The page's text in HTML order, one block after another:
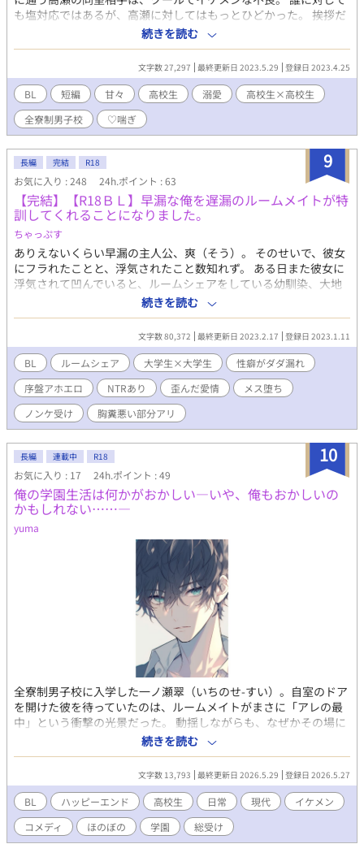
も塩対応ではあるが、高瀬に対してはもっとひどかった。 挨拶だ
けは返してくれるものの、基本的に会話という会話はない。 おそ
らく嫌われている………。 ならいっそ、ルームメイトを変更して
もらったほうがいいんじゃないか。 そう思った高瀬が不良に提案
してみると…？ 高瀬（受）微無自覚美人。読書と勉強が趣味。 津
田（攻）素行不良。喧嘩するタイプではない。ギャップの塊。 ※
途中でR-18シーンが入ります。「※」マークをつけます。 ※王道
設定ではありません。普通の男子校が全寮制なだけです。
続きを読む
文字数 27,297 最終更新日 2023.5.29 登録日 2023.4.25
BL 短編 甘々 高校生 溺愛
高校生×高校生
全寮制男子校
♡喘ぎ
9
長編 完結 R18
お気に入り : 248 24h.ポイント : 63
【完結】【R18ＢＬ】早漏な俺を遅漏のルームメイトが特
訓してくれることになりました。
ちゃっぷす
ありえないくらい早漏の主人公、爽（そう）。 そのせいで、彼女
にフラれたことと、浮気されたこと数知れず。 ある日また彼女に
浮気されて凹んでいると、ルームシェアをしている幼馴染、大地
（だいち）が早漏を克服するための特訓をしようと持ち掛けてき
た！？ 金持ちイケメンなのにちんちん激ヨワ主人公と、ワンコな
のに押しが強いちんちん激ツヨ幼馴染のお話。 ※アホしかいませ
ん※ ※色気のないセックス描写※ ※色っぽい文章ではありません
※ ※倫理観バグッてます※ ※♂×♀描写あり※ ※攻めがだいぶ頭
おかしい※サイコパス入ってます※ ※途中からただのアホエロで
はなくなります※ ※メンヘラ、ヤンデレ、サイコパス、NTR、BL
作品内の♂×♀に免疫がある方のみ、お読みください※
続きを読む
文字数 80,372 最終更新日 2023.2.17 登録日 2023.1.11
BL ルームシェア 大学生×大学生
性癖がダダ漏れ
序盤アホエロ
NTRあり 歪んだ愛情
メス堕ち
ノンケ受け
胸糞悪い部分アリ
10
長編 連載中 R18
お気に入り : 17 24h.ポイント : 49
俺の学園生活は何かがおかしい―いや、俺もおかしいの
かもしれない……―
yuma
全寮制男子校に入学した一ノ瀬翠（いちのせ-すい）。自室のドア
を開けた彼を待っていたのは、ルームメイトがまさに「アレの最
中」という衝撃の光景だった。 動揺しながらも、なぜかその場に
居続けて最後まで見届けてしまうという暴挙に出た翠（すい）。
その“普通じゃない”反応が、同室の湊斗（みなと）の興味を強く
引いてしまう。 平穏を望む翠だったが、一癖も二癖もある男たち
に巻き込まれていく。
続きを読む
文字数 13,793 最終更新日 2026.5.29 登録日 2026.5.27
BL ハッピーエンド 高校生 日常 現代
イケメン
コメディ
ほのぼの 学園 総受け